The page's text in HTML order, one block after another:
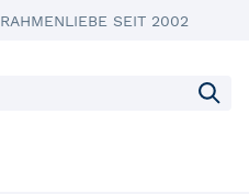
RAHMENLIEBE SEIT 2002